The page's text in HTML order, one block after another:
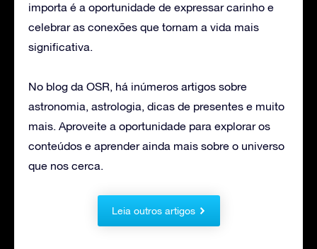
importa é a oportunidade de expressar carinho e
celebrar as conexões que tornam a vida mais
significativa.
No blog da OSR, há inúmeros artigos sobre
astronomia, astrologia, dicas de presentes e muito
mais. Aproveite a oportunidade para explorar os
conteúdos e aprender ainda mais sobre o universo
que nos cerca.
Leia outros artigos